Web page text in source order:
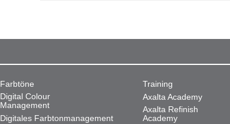
Farbtöne
Digital Colour
Management
Digitales Farbtonmanagement
Training
Axalta Academy
Axalta Refinish
Academy